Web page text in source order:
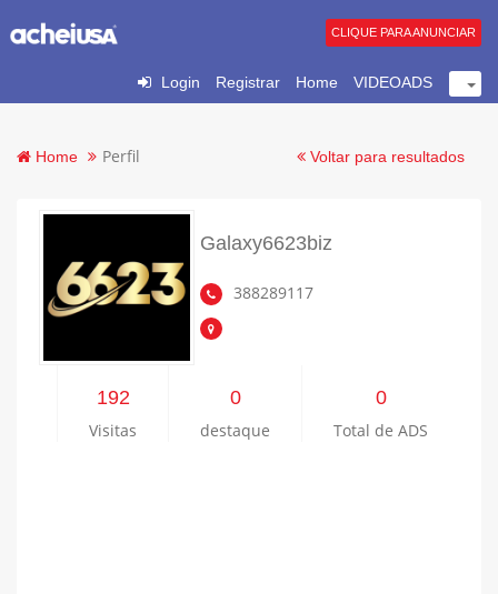
Login Registrar Home VIDEOADS
CLIQUE PARA ANUNCIAR
Home Perfil Voltar para resultados
Galaxy6623biz
388289117
192
Visitas
0
destaque
0
Total de ADS